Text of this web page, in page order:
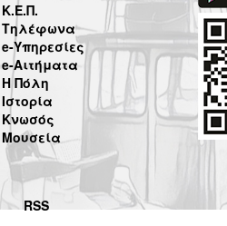
Κ.Ε.Π.
Τηλέφωνα
e-Υπηρεσίες
e-Αιτήματα
Η Πόλη
Ιστορία
Κνωσός
Μουσεία
RSS